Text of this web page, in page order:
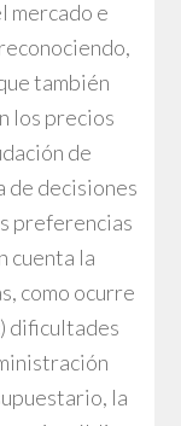
mercado e
también
los precios
de
de decisiones
preferencias
cuenta la
como ocurre
dificultades
la